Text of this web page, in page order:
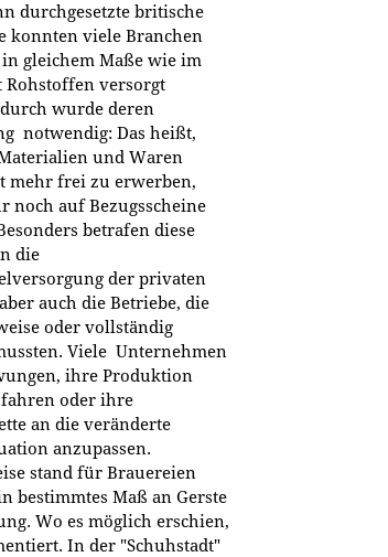
durchgesetzte britische
konnten viele Branchen
gleichem Maße wie im
Rohstoffen versorgt
wurde deren
notwendig: Das heißt,
und Waren
mehr frei zu erwerben,
noch auf Bezugsscheine
betrafen diese
die
der privaten
auch die Betriebe, die
oder vollständig
Viele Unternehmen
ihre Produktion
oder ihre
an die veränderte
anzupassen.
stand für Brauereien
bestimmtes Maß an Gerste
Wo es möglich erschien,
In der "Schuhstadt"